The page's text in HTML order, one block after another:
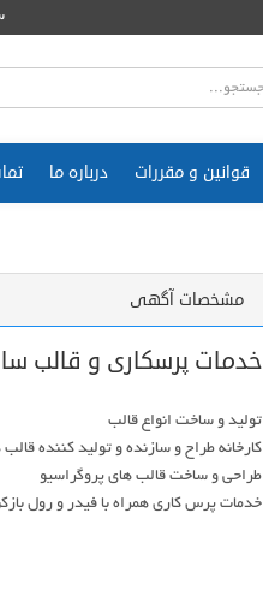
قوانین و مقررات درباره ما
مشخصات آگهی
خدمات پرسکاری و قالب
خدمات پرس کاری همراه با فیدر و رول